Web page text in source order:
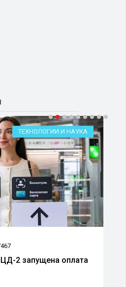
ТЕХНОЛОГИИ И НАУКА
2 запущена оплата